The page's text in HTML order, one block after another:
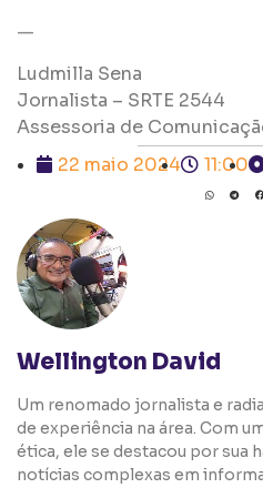
—
Ludmilla Sena
Jornalista – SRTE 2544
Assessoria de
22 maio 2024
11:00
Wellington David
Um renomado jornalista e
de experiência na área. Com
ética, ele se destacou por sua
notícias complexas em